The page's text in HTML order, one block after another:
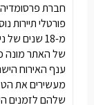
חברת
מ-18 שנים
של האתר מונה
ענף האירוח
מעשירים את
שלהם לזמנים